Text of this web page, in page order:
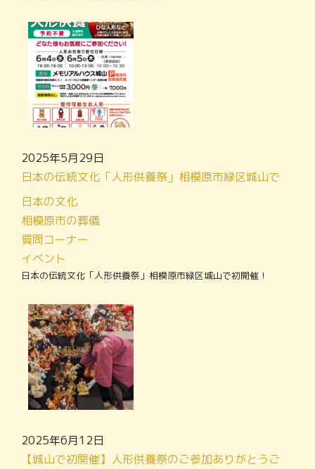
2025年5月29日
日本の伝統文化「人形供養祭」相模原市緑区城山で初開催！
日本の文化
相模原市の葬儀
質問コーナー
イベント
日本の伝統文化「人形供養祭」相模原市緑区城山で初開催！
2025年6月12日
【城山で初開催】人形供養祭のご参加ありがとうございました！